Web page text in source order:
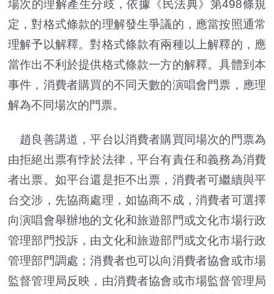
場次的理解產生分歧，依據《民法典》第498條規
定，對格式條款的理解發生爭議的，應當按照通常
理解予以解釋。對格式條款有兩種以上解釋的，應
當作出不利於提供格式條款一方的解釋。具體到本
事件，消費者購買的不同天數的演唱會門票，應理
解為不同場次的門票。
趙良善講道，平台以消費者購買同場次的門票為
由拒絕出票有悖於法律，平台有責任和義務為消費
者出票。如平台還是拒不出票，消費者可繼續與平
台交涉，先協商處理，如協商不成，消費者可選擇
向演唱會舉辦地的文化和旅遊部門或文化市場行政
管理部門投訴，由文化和旅遊部門或文化市場行政
管理部門調處；消費者也可以向消費者協會或市場
監督管理局反映，由消費者協會或市場監督管理局